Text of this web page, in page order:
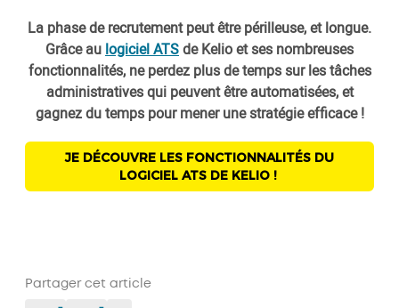
La phase de recrutement peut être périlleuse, et longue.
Grâce au logiciel ATSde Kelio et ses nombreuses
fonctionnalités, ne perdez plus de temps sur les tâches
administratives qui peuvent être automatisées, et
gagnez du temps pour mener une stratégie efficace !
JE DÉCOUVRE LES FONCTIONNALITÉS DU
LOGICIEL ATS DE KELIO !
Partager cet article